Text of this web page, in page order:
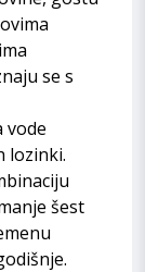
se s
vode
lozinki.
šest